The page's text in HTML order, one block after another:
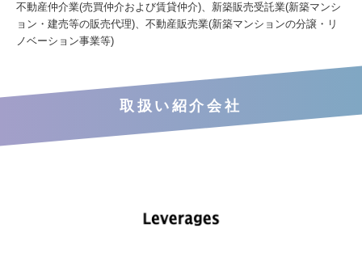
不動産仲介業(売買仲介および賃貸仲介)、新築販売受託業(新築マンシ
ョン・建売等の販売代理)、不動産販売業(新築マンションの分譲・リ
ノベーション事業等)
取扱い紹介会社